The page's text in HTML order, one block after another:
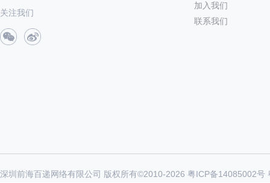
关注我们
加入我们
联系我们
深圳前海百递网络有限公司 版权所有©2010-2026 粤ICP备14085002号